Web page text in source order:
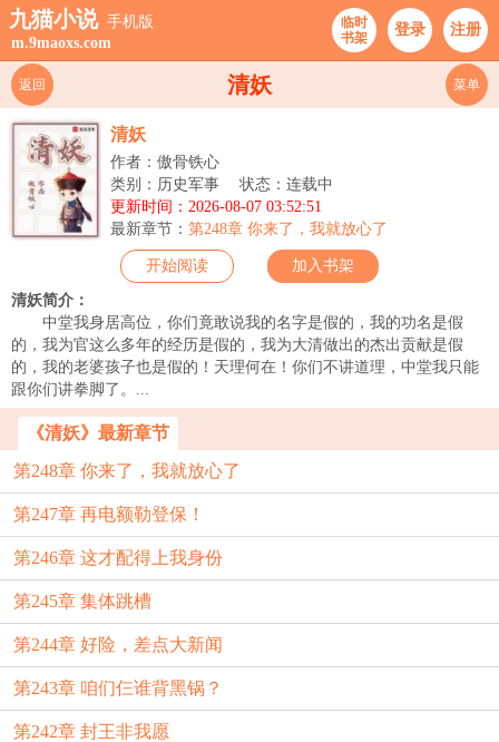
九猫小说 手机版
m.9maoxs.com
临时
书架
登录 注册
清妖
返回 菜单
清妖
作者：傲骨铁心
类别：历史军事
状态：连载中
更新时间：2026-08-07 03:52:51
最新章节： 第248章 你来了，我就放心了
开始阅读 加入书架
清妖简介：
中堂我身居高位，你们竟敢说我的名字是假的，我的功名是假
的，我为官这么多年的经历是假的，我为大清做出的杰出贡献是假
的，我的老婆孩子也是假的！天理何在！你们不讲道理，中堂我只能
跟你们讲拳脚了。...
《清妖》最新章节
第248章 你来了，我就放心了
第247章 再电额勒登保！
第246章 这才配得上我身份
第245章 集体跳槽
第244章 好险，差点大新闻
第243章 咱们仨谁背黑锅？
第242章 封王非我愿